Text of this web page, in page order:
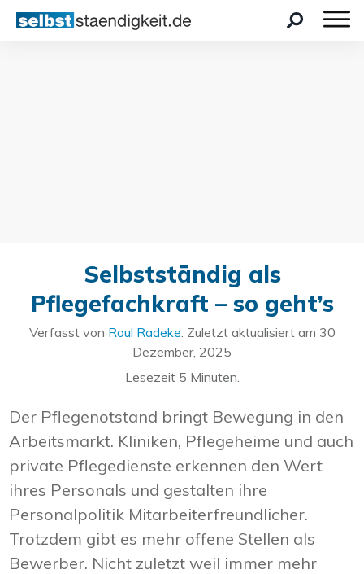
Selbstständig als
Pflegefachkraft – so geht’s
Verfasst von Roul Radeke. Zuletzt aktualisiert am 30
Dezember, 2025
Lesezeit 5 Minuten.
Der Pflegenotstand bringt Bewegung in den
Arbeitsmarkt. Kliniken, Pflegeheime und auch
private Pflegedienste erkennen den Wert
ihres Personals und gestalten ihre
Personalpolitik Mitarbeiterfreundlicher.
Trotzdem gibt es mehr offene Stellen als
Bewerber. Nicht zuletzt weil immer mehr